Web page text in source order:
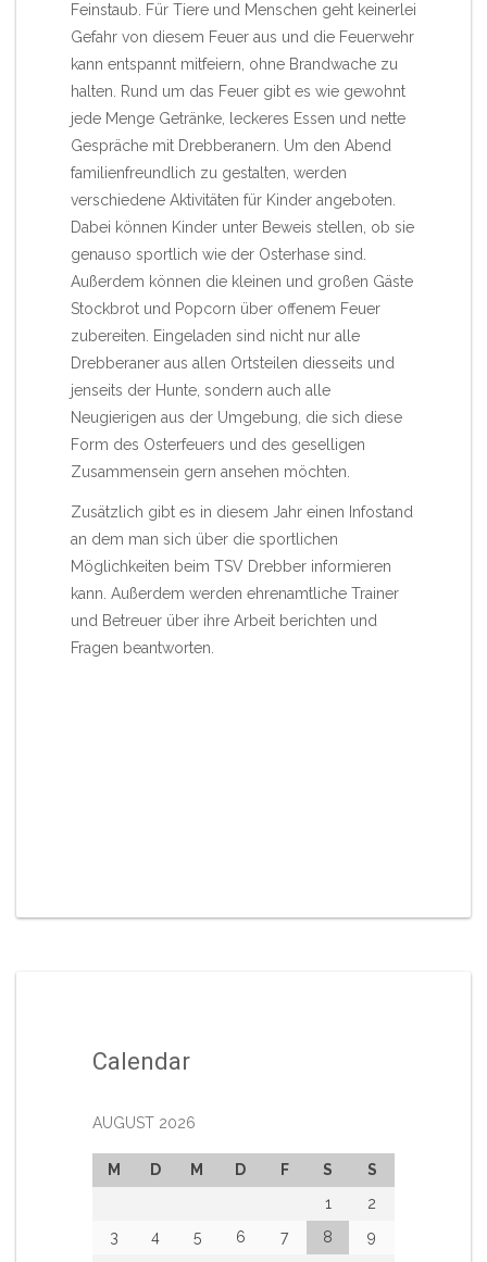
Feinstaub. Für Tiere und Menschen geht keinerlei
Gefahr von diesem Feuer aus und die Feuerwehr
kann entspannt mitfeiern, ohne Brandwache zu
halten. Rund um das Feuer gibt es wie gewohnt
jede Menge Getränke, leckeres Essen und nette
Gespräche mit Drebberanern. Um den Abend
familienfreundlich zu gestalten, werden
verschiedene Aktivitäten für Kinder angeboten.
Dabei können Kinder unter Beweis stellen, ob sie
genauso sportlich wie der Osterhase sind.
Außerdem können die kleinen und großen Gäste
Stockbrot und Popcorn über offenem Feuer
zubereiten. Eingeladen sind nicht nur alle
Drebberaner aus allen Ortsteilen diesseits und
jenseits der Hunte, sondern auch alle
Neugierigen aus der Umgebung, die sich diese
Form des Osterfeuers und des geselligen
Zusammensein gern ansehen möchten.
Zusätzlich gibt es in diesem Jahr einen Infostand
an dem man sich über die sportlichen
Möglichkeiten beim TSV Drebber informieren
kann. Außerdem werden ehrenamtliche Trainer
und Betreuer über ihre Arbeit berichten und
Fragen beantworten.
Calendar
AUGUST 2026
M D M D F S
S
1
2
3
4 5 6 7 8
9